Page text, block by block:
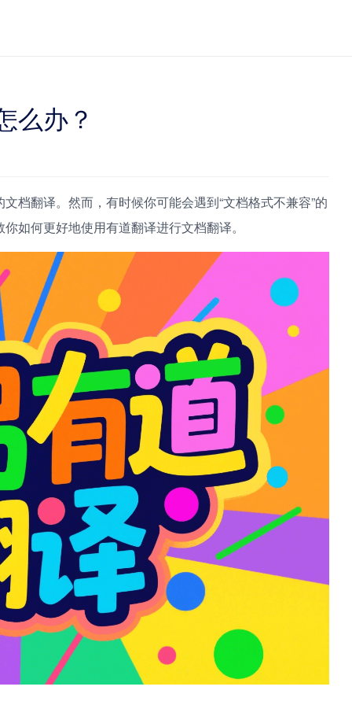
么办？
档翻译。然而，有时候你可能会遇到“文档格式不兼容”的
如何更好地使用有道翻译进行文档翻译。